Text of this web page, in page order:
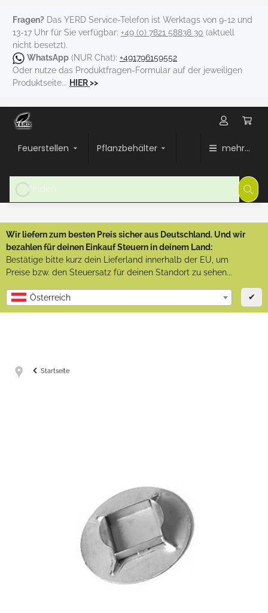
Fragen? Das YERD Service-Telefon ist Werktags von 9-12 und
13-17 Uhr für Sie verfügbar: +49 (0) 7821 58838 30 (aktuell
nicht besetzt).
WhatsApp (NUR Chat): +491796159552
Oder nutze das Produktfragen-Formular auf der jeweiligen
Produktseite... HIER>>
Feuerstellen Pflanzbehälter mehr...
Wir liefern zum besten Preis sicher aus Deutschland. Und wir
bezahlen für deinen Einkauf Steuern in deinem Land:
Bestätige bitte kurz dein Lieferland innerhalb der EU, um
Preise bzw. den Steuersatz für deinen Standort zu sehen...
Österreich ✔
Startseite